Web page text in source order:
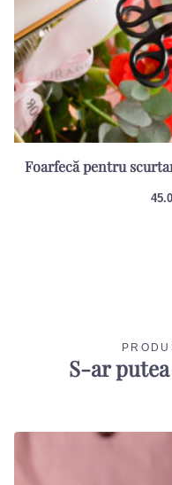
Foarfecă pentru
S-ar